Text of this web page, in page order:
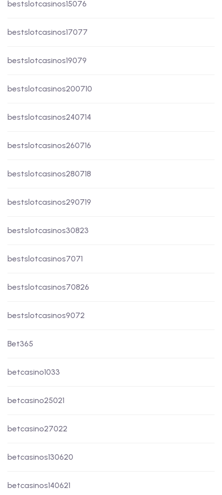
bestslotcasinos15076
bestslotcasinos17077
bestslotcasinos19079
bestslotcasinos200710
bestslotcasinos240714
bestslotcasinos260716
bestslotcasinos280718
bestslotcasinos290719
bestslotcasinos30823
bestslotcasinos7071
bestslotcasinos70826
bestslotcasinos9072
Bet365
betcasino1033
betcasino25021
betcasino27022
betcasinos130620
betcasinos140621